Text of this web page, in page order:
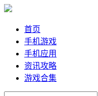
首页
手机游戏
手机应用
资讯攻略
游戏合集